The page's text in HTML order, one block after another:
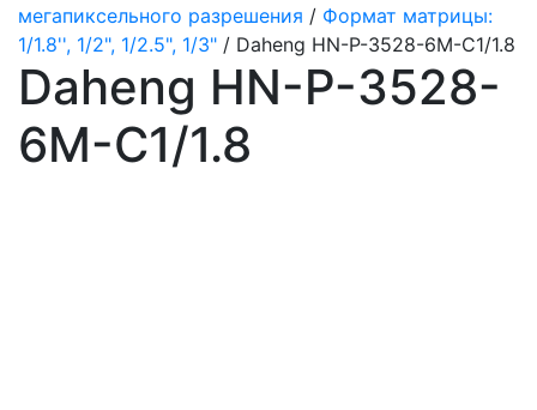
мегапиксельного разрешения / Формат матрицы:
1/1.8'', 1/2", 1/2.5", 1/3" / Daheng HN-P-3528-6M-C1/1.8
Daheng HN-P-3528-
6M-C1/1.8